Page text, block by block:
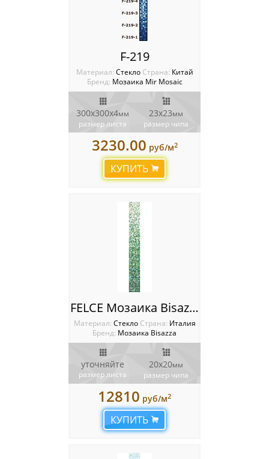
F-219
Материал: Стекло Cтрана: Китай
Бренд: Мозаика Mir Mosaic
300х300х4мм
размер листа
23х23мм
размер чипа
3230.00 руб/м2
КУПИТЬ
FELCE Мозаика Bisazza SHADING BLENDS 20
Материал: Стекло Cтрана: Италия
Бренд: Мозаика Bisazza
уточняйте
размер листа
20x20мм
размер чипа
12810 руб/м2
КУПИТЬ